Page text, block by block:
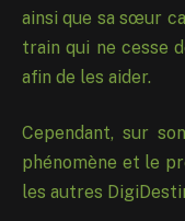
ainsi que sa sœur
train qui ne cesse
afin de les aider.
Cependant, sur
phénomène et le
les autres